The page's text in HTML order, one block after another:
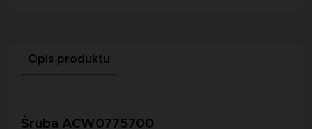
Opis produktu
Śruba ACW0775700